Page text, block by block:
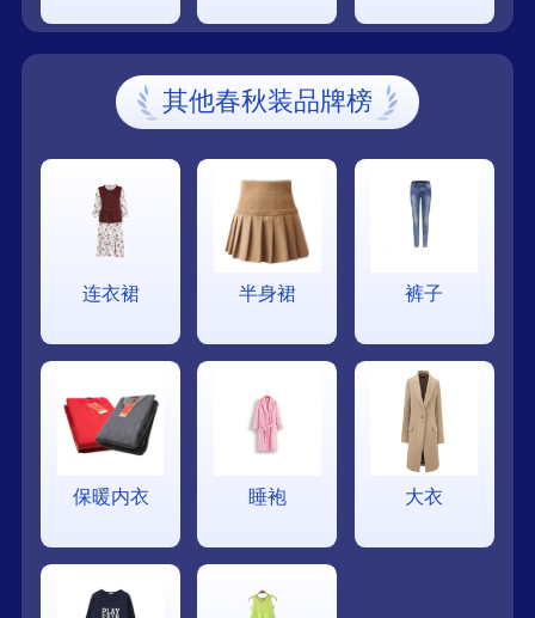
其他春秋装品牌榜
连衣裙 半身裙 裤子
保暖内衣 睡袍 大衣